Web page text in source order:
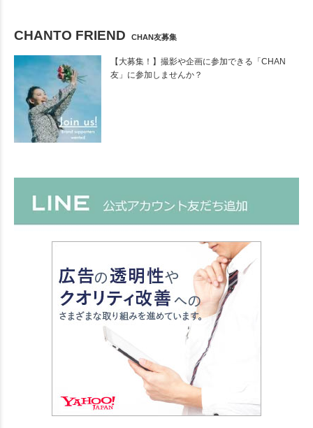
CHANTO FRIEND CHAN友募集
【大募集！】撮影や企画に参加できる「CHAN
友」に参加しませんか？